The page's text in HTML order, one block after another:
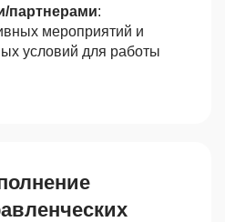
партнерами:
мероприятий и
условий для работы